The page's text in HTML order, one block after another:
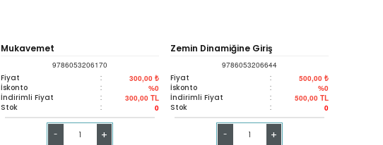
Mukavemet
9786053206170
Fiyat : 300,00 ₺
İskonto : %0
İndirimli Fiyat : 300,00 TL
Stok : 0
- +
Zemin Dinamiğine Giriş
9786053206644
Fiyat : 500,00 ₺
İskonto : %0
İndirimli Fiyat : 500,00 TL
Stok : 0
- +